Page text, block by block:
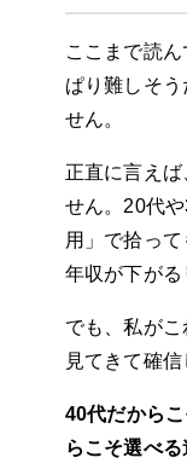
ここまで読
ぱり難しそ
せん。
正直に言え
せん。20代
用」で拾って
年収が下がる
でも、私が
見てきて確信
40代だから
らこそ選べる